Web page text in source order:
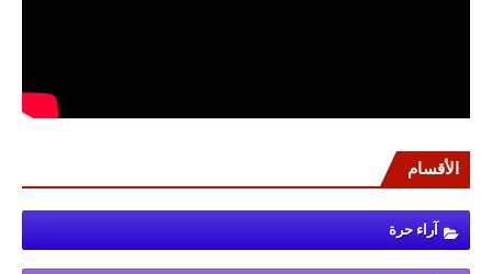
الأقسام
آراء حرة